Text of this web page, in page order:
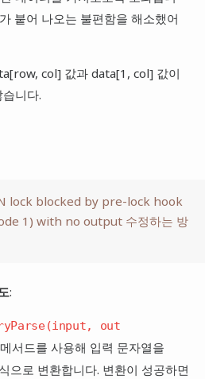
붙어 나오는 불편함을 해소했어
col] 값과 data[1, col] 값이
니다.
lock blocked by pre-lock hook
1) with no output 수정하는 방
:
out
메서드를 사용해 입력 문자열을
으로 변환합니다. 변환이 성공하면